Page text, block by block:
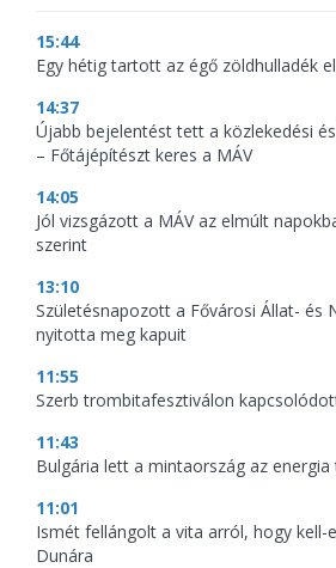
15:44
Egy hétig tartott az égő zöldhulladék
14:37
Újabb bejelentést tett a közlekedési
– Főtájépítészt keres a MÁV
14:05
Jól vizsgázott a MÁV az elmúlt
szerint
13:10
Születésnapozott a Fővárosi Állat- és
nyitotta meg kapuit
11:55
Szerb trombitafesztiválon
11:43
Bulgária lett a mintaország az energia
11:01
Ismét fellángolt a vita arról, hogy kell-
Dunára